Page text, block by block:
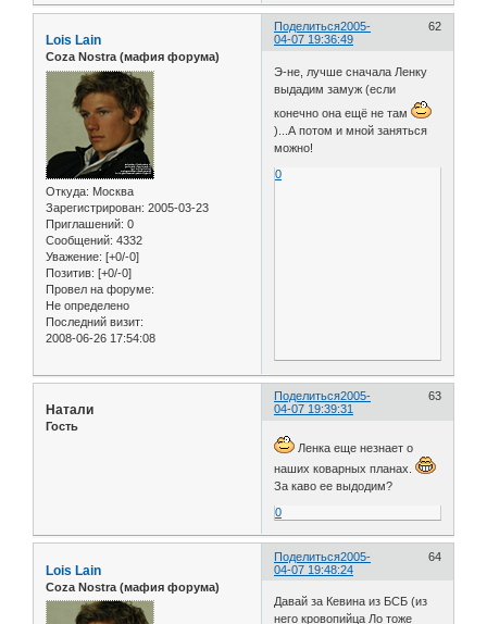
Поделиться 62
2005-
04-07 19:36:49
Lois Lain
Coza Nostra (мафия форума)
Откуда: Москва
Зарегистрирован: 2005-03-23
Приглашений: 0
Сообщений: 4332
Уважение: [+0/-0]
Позитив: [+0/-0]
Провел на форуме:
Не определено
Последний визит:
2008-06-26 17:54:08
Э-не, лучше сначала Ленку
выдадим замуж (если
конечно она ещё не там
)...А потом и мной заняться
можно!
0
Поделиться 63
2005-
04-07 19:39:31
Натали
Гость
Ленка еще незнает о
наших коварных планах.
За каво ее выдодим?
0
Поделиться 64
2005-
04-07 19:48:24
Lois Lain
Coza Nostra (мафия форума)
Давай за Кевина из БСБ (из
него кровопийца Ло тоже